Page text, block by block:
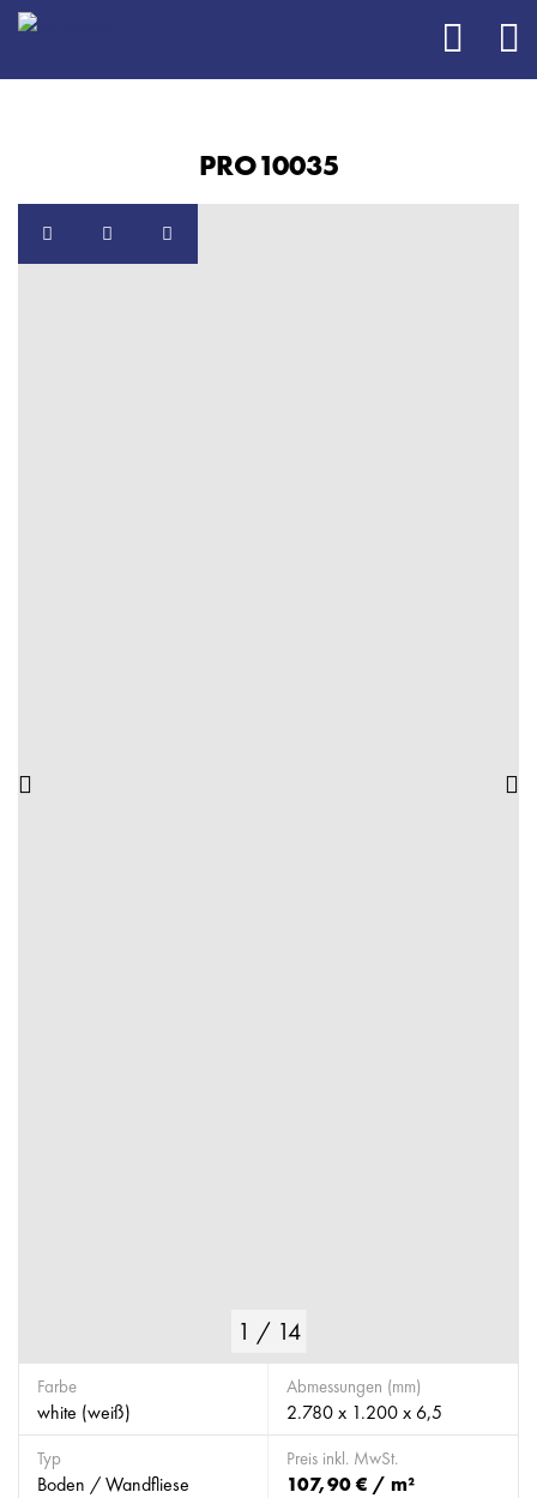
PRO10035
1 / 14
Farbe
white (weiß)
Abmessungen (mm)
2.780 x 1.200 x 6,5
Typ
Boden / Wandfliese
Preis inkl. MwSt.
107,90 € / m²